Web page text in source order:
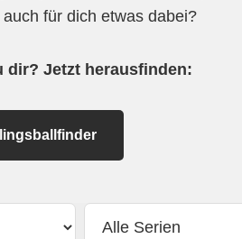
für dich etwas dabei?
dir? Jetzt herausfinden: